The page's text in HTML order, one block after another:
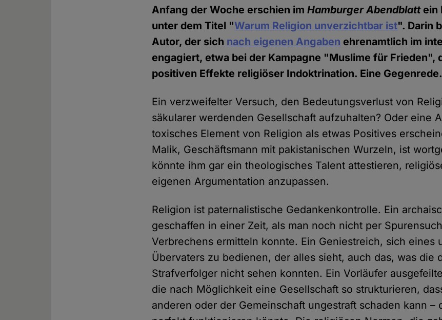
Anfang der Woche erschien imHamburger Abendblattein
unter dem Titel "Warum Religion unverzichtbar ist". Darin
Autor, der sich nach eigenen Angaben ehrenamtlich im
engagiert, etwa bei der Kampagne "Muslime für Frieden",
positiven Effekte religiöser Indoktrination. Eine Gegenrede.
Ein verzweifelter Versuch, den Bedeutungsverlust von
säkularer werdenden Gesellschaft aufzuhalten? Oder eine
toxisches Element von Religion als etwas Positives
Malik, Geschäftsmann mit pakistanischen Wurzeln, ist
könnte ihm gar ein theologisches Talent attestieren,
eigenen Argumentation anzupassen.
Religion ist paternalistische Gedankenkontrolle. Ein
geschaffen in einer Zeit, als man noch nicht per
Verbrechens ermitteln konnte. Ein Geniestreich, sich eines
Übervaters zu bedienen, der alles sieht, auch das, was die
Strafverfolger nicht sehen konnten. Ein Vorläufer
die nach Möglichkeit eine Gesellschaft so strukturieren,
anderen oder der Gemeinschaft ungestraft schaden kann –